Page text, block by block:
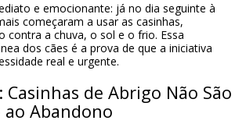
e emocionante: já no dia seguinte à
começaram a usar as casinhas,
contra a chuva, o sol e o frio. Essa
dos cães é a prova de que a iniciativa
real e urgente.
de Abrigo Não São
Abandono